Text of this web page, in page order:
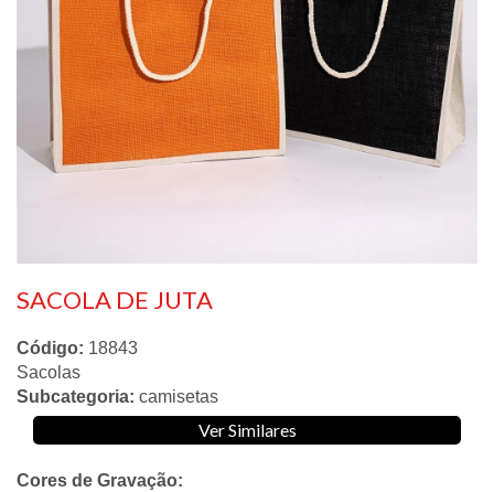
SACOLA DE JUTA
Código: 18843
Sacolas
Subcategoria: camisetas
Ver Similares
Cores de Gravação: